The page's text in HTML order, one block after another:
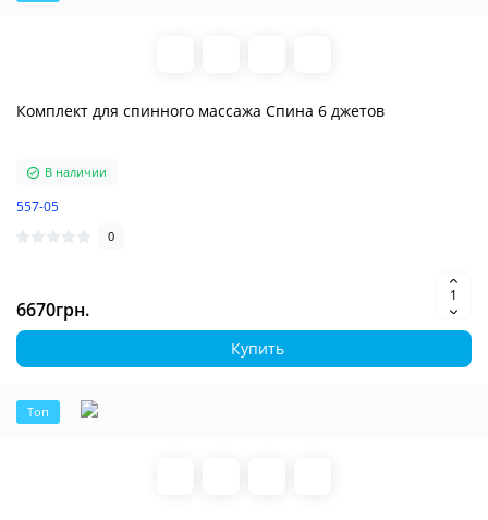
Комплект для спинного массажа Спина 6 джетов
В наличии
557-05
0
6670грн.
Купить
Топ